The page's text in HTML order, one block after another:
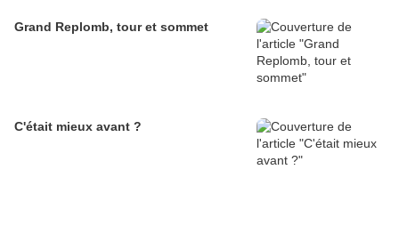
Grand Replomb, tour et sommet
C'était mieux avant ?